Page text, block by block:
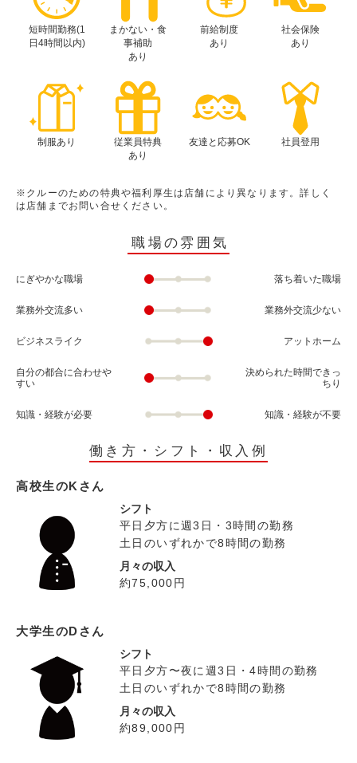
短時間勤務(1
日4時間以内)
まかない・食
事補助
あり
前給制度
あり
社会保険
あり
制服あり
従業員特典
あり
友達と応募OK 社員登用
※クルーのための特典や福利厚生は店舗により異なります。詳しく
は店舗までお問い合せください。
職場の雰囲気
にぎやかな職場 落ち着いた職場
業務外交流多い 業務外交流少ない
ビジネスライク アットホーム
自分の都合に合わせや
すい
決められた時間できっ
ちり
知識・経験が必要 知識・経験が不要
働き方・シフト・収入例
高校生のKさん
シフト
平日夕方に週3日・3時間の勤務
土日のいずれかで8時間の勤務
月々の収入
約75,000円
大学生のDさん
シフト
平日夕方〜夜に週3日・4時間の勤務
土日のいずれかで8時間の勤務
月々の収入
約89,000円